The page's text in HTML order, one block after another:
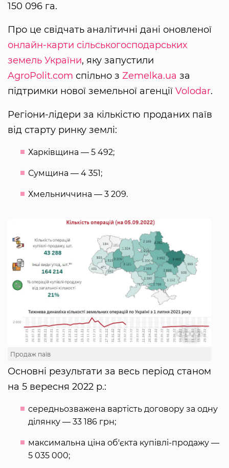
150 096 га.
Про це свідчать аналітичні дані оновленої
онлайн-карти сільськогосподарських
земель України, яку запустили
AgroPolit.com спільно з Zemelka.ua за
підтримки нової земельної агенції Volodar.
Регіони-лідери за кількістю проданих паїв
від старту ринку землі:
Харківщина — 5 492;
Сумщина — 4 351;
Хмельниччина — 3 209.
Продаж паїв
Основні результати за весь період станом
на 5 вересня 2022 р.:
середньозважена вартість договору за одну
ділянку — 33 186 грн;
максимальна ціна об'єкта купівлі-продажу —
5 035 000;